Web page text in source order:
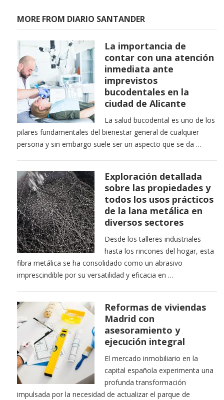
MORE FROM DIARIO SANTANDER
La importancia de
contar con una atención
inmediata ante
imprevistos
bucodentales en la
ciudad de Alicante
La salud bucodental es uno de los
pilares fundamentales del bienestar general de cualquier
persona y sin embargo suele ser un aspecto que se da …
Exploración detallada
sobre las propiedades y
todos los usos prácticos
de la lana metálica en
diversos sectores
Desde los talleres industriales
hasta los rincones del hogar, esta
fibra metálica se ha consolidado como un abrasivo
imprescindible por su versatilidad y eficacia en …
Reformas de viviendas
Madrid con
asesoramiento y
ejecución integral
El mercado inmobiliario en la
capital española experimenta una
profunda transformación
impulsada por la necesidad de actualizar el parque de